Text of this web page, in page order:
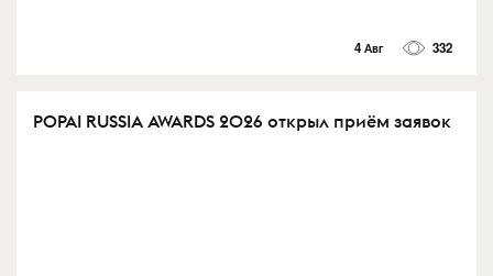
4 Авг 332
POPAI RUSSIA AWARDS 2026 открыл приём заявок